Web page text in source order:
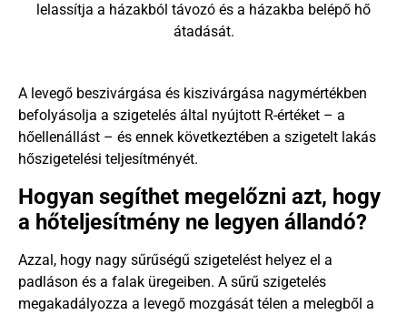
lelassítja a házakból távozó és a házakba belépő hő
átadását.
A levegő beszivárgása és kiszivárgása nagymértékben
befolyásolja a szigetelés által nyújtott R-értéket – a
hőellenállást – és ennek következtében a szigetelt lakás
hőszigetelési teljesítményét.
Hogyan segíthet megelőzni azt, hogy
a hőteljesítmény ne legyen állandó?
Azzal, hogy nagy sűrűségű szigetelést helyez el a
padláson és a falak üregeiben. A sűrű szigetelés
megakadályozza a levegő mozgását télen a melegből a